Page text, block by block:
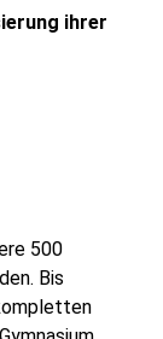
ihrer
500
Bis